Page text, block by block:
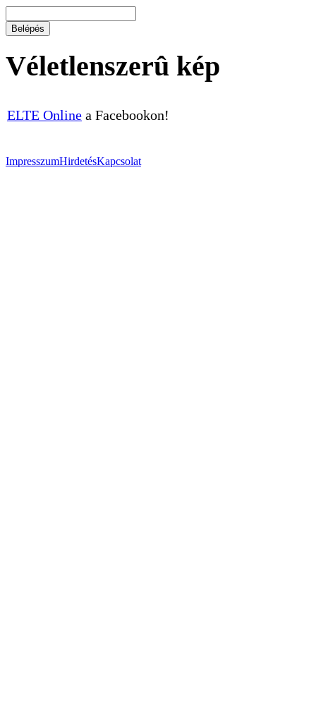
Véletlenszerû kép
ELTE Online a Facebookon!
ImpresszumHirdetésKapcsolat